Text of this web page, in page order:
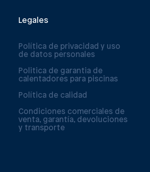
Legales
Política de privacidad y uso
de datos personales
Politica de garantia de
calentadores para piscinas
Política de calidad
Condiciones comerciales de
venta, garantía, devoluciones
y transporte